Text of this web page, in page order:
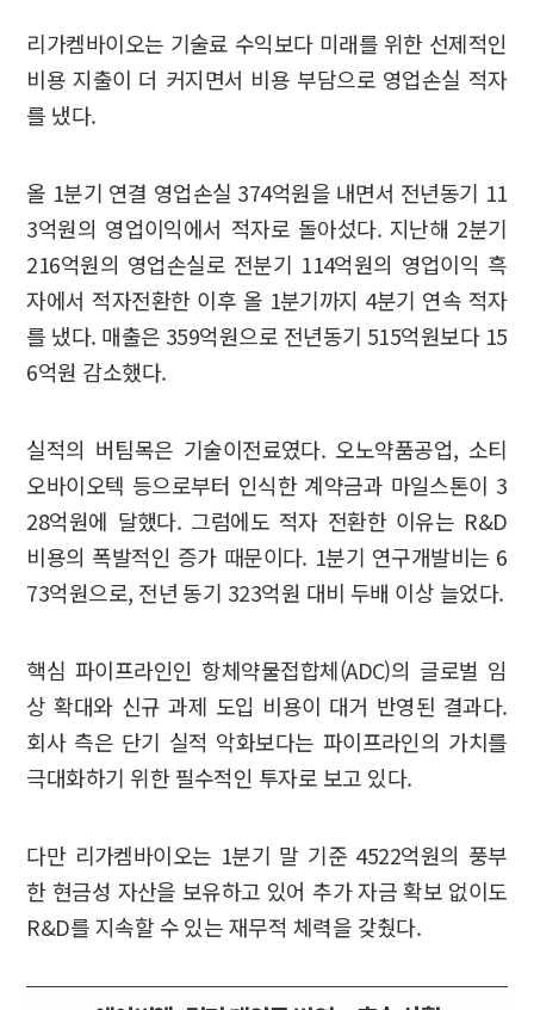
리가켐바이오는 기술료 수익보다 미래를 위한 선제적인
비용 지출이 더 커지면서 비용 부담으로 영업손실 적자
를 냈다.
올 1분기 연결 영업손실 374억원을 내면서 전년동기 11
3억원의 영업이익에서 적자로 돌아섰다. 지난해 2분기
216억원의 영업손실로 전분기 114억원의 영업이익 흑
자에서 적자전환한 이후 올 1분기까지 4분기 연속 적자
를 냈다. 매출은 359억원으로 전년동기 515억원보다 15
6억원 감소했다.
실적의 버팀목은 기술이전료였다. 오노약품공업, 소티
오바이오텍 등으로부터 인식한 계약금과 마일스톤이 3
28억원에 달했다. 그럼에도 적자 전환한 이유는 R&D
비용의 폭발적인 증가 때문이다. 1분기 연구개발비는 6
73억원으로, 전년 동기 323억원 대비 두배 이상 늘었다.
핵심 파이프라인인 항체약물접합체(ADC)의 글로벌 임
상 확대와 신규 과제 도입 비용이 대거 반영된 결과다.
회사 측은 단기 실적 악화보다는 파이프라인의 가치를
극대화하기 위한 필수적인 투자로 보고 있다.
다만 리가켐바이오는 1분기 말 기준 4522억원의 풍부
한 현금성 자산을 보유하고 있어 추가 자금 확보 없이도
R&D를 지속할 수 있는 재무적 체력을 갖췄다.